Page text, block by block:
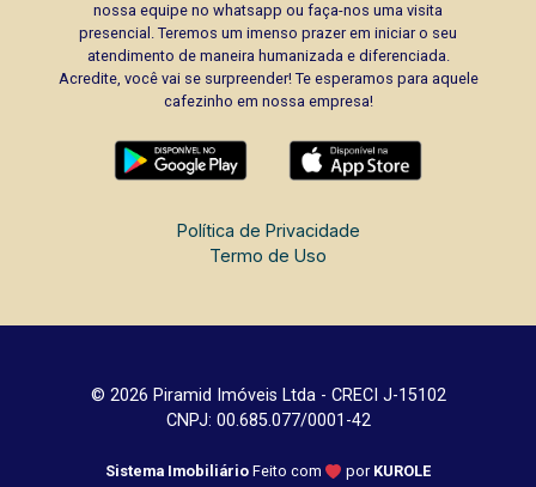
nossa equipe no whatsapp ou faça-nos uma visita
presencial. Teremos um imenso prazer em iniciar o seu
atendimento de maneira humanizada e diferenciada.
Acredite, você vai se surpreender! Te esperamos para aquele
cafezinho em nossa empresa!
Política de Privacidade
Termo de Uso
© 2026 Piramid Imóveis Ltda - CRECI J-15102
CNPJ: 00.685.077/0001-42
Sistema Imobiliário Feito com por KUROLE